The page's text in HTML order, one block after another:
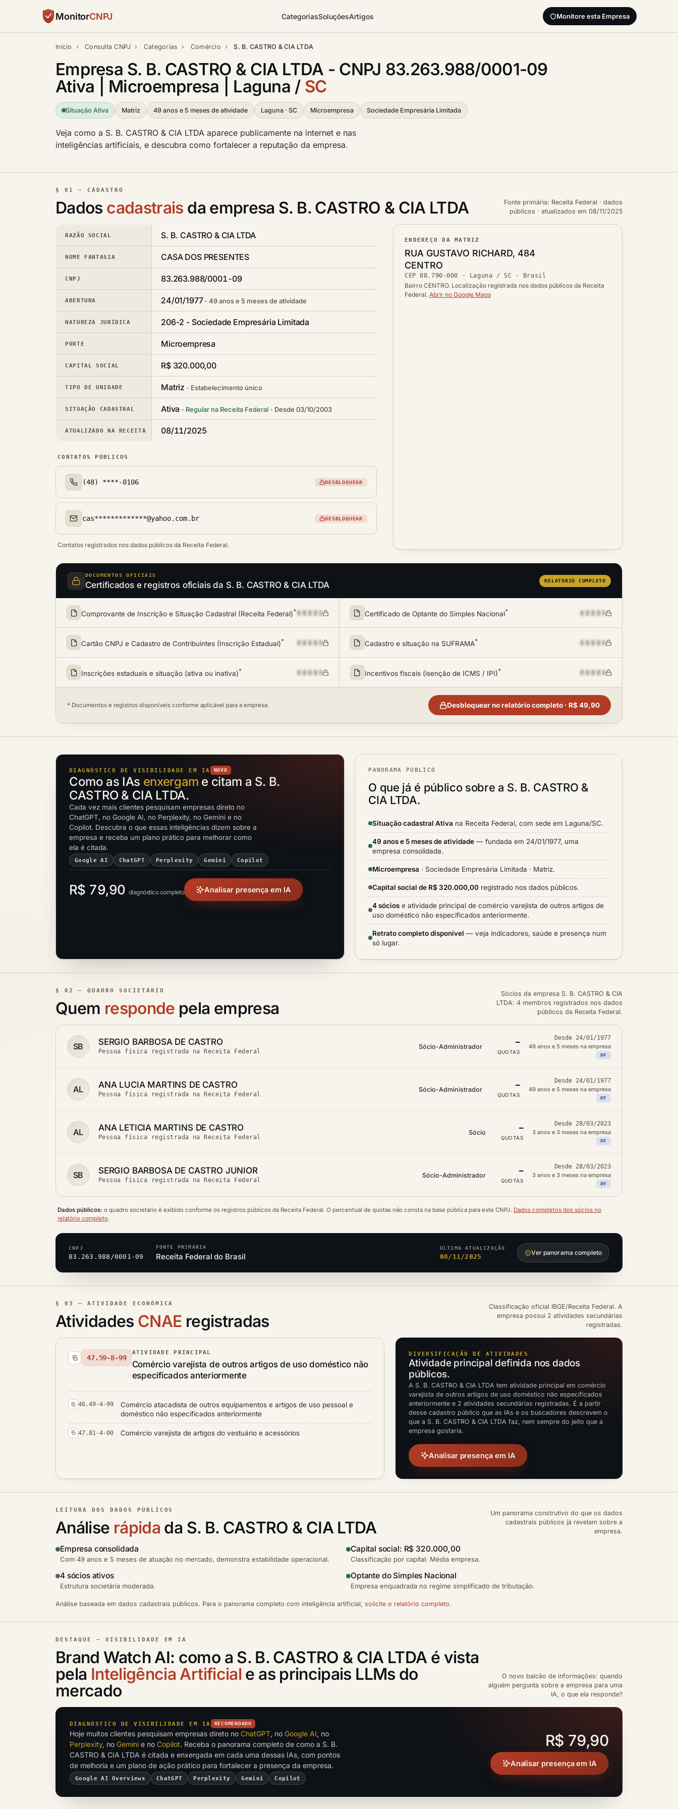
MonitorCNPJ CategoriasSoluçõesArtigos Monitore esta Empresa
Início › Consulta CNPJ › Categorias › Comércio › S. B. CASTRO & CIA LTDA
Empresa S. B. CASTRO & CIA LTDA - CNPJ 83.263.988/0001-09
Ativa | Microempresa | Laguna / SC
Situação Ativa Matriz 49 anos e 5 meses de atividade Laguna · SC Microempresa Sociedade Empresária Limitada
Veja como a S. B. CASTRO & CIA LTDA aparece publicamente na internet e nas
inteligências artificiais, e descubra como fortalecer a reputação da empresa.
§ 01 — CADASTRO
Dados cadastrais da empresa S. B. CASTRO & CIA LTDA
Fonte primária: Receita Federal · dados
públicos · atualizados em 08/11/2025
RAZÃO SOCIAL S. B. CASTRO & CIA LTDA
NOME FANTASIA CASA DOS PRESENTES
CNPJ 83.263.988/0001-09
ABERTURA 24/01/1977 49 anos e 5 meses de atividade
NATUREZA JURÍDICA 206-2 - Sociedade Empresária Limitada
PORTE Microempresa
CAPITAL SOCIAL R$ 320.000,00
TIPO DE UNIDADE Matriz Estabelecimento único
SITUAÇÃO CADASTRAL Ativa Regular na Receita Federal Desde 03/10/2003
ATUALIZADO NA RECEITA 08/11/2025
CONTATOS PÚBLICOS
Telefone(s)
(48) ****-0106 DESBLOQUEAR
Email(s)
cas*************@yahoo.com.br DESBLOQUEAR
Contatos registrados nos dados públicos da Receita Federal.
ENDEREÇO DA MATRIZ
Logradouro
RUA GUSTAVO RICHARD, 484
Bairro
CENTRO
CEP
CEP88.790-000 ·
Cidade / UF
Laguna / SC · Brasil
Bairro CENTRO. Localização registrada nos dados públicos da Receita
Federal. Abrir no Google Maps
DOCUMENTOS OFICIAIS
Certificados e registros oficiais da S. B. CASTRO & CIA LTDA RELATÓRIO COMPLETO
Comprovante de Inscrição e Situação Cadastral (Receita Federal)* Certificado de Optante do Simples Nacional*
Cartão CNPJ e Cadastro de Contribuintes (Inscrição Estadual)* Cadastro e situação na SUFRAMA*
Inscrições estaduais e situação (ativa ou inativa)* Incentivos fiscais (isenção de ICMS / IPI)*
* Documentos e registros disponíveis conforme aplicável para a empresa. Desbloquear no relatório completo · R$ 49,90
DIAGNÓSTICO DE VISIBILIDADE EM IA NOVO
Como as IAs enxergam e citam a S. B.
CASTRO & CIA LTDA.
Cada vez mais clientes pesquisam empresas direto no
ChatGPT, no Google AI, no Perplexity, no Gemini e no
Copilot. Descubra o que essas inteligências dizem sobre a
empresa e receba um plano prático para melhorar como
ela é citada.
Google AI ChatGPT Perplexity Gemini Copilot
R$ 79,90 diagnóstico completo Analisar presença em IA
PANORAMA PÚBLICO
O que já é público sobre a S. B. CASTRO &
CIA LTDA.
Situação cadastral Ativa na Receita Federal, com sede em Laguna/SC.
49 anos e 5 meses de atividade — fundada em 24/01/1977, uma
empresa consolidada.
Microempresa · Sociedade Empresária Limitada · Matriz.
Capital social de R$ 320.000,00 registrado nos dados públicos.
4 sócios e atividade principal de comércio varejista de outros artigos de
uso doméstico não especificados anteriormente.
Retrato completo disponível — veja indicadores, saúde e presença num
só lugar.
§ 02 — QUADRO SOCIETÁRIO
Quem responde pela empresa
Sócios da empresa S. B. CASTRO & CIA
LTDA: 4 membros registrados nos dados
públicos da Receita Federal.
SB SERGIO BARBOSA DE CASTRO
Pessoa física registrada na Receita Federal
Sócio-Administrador
—
QUOTAS
Desde 24/01/1977
49 anos e 5 meses na empresa
PF
AL ANA LUCIA MARTINS DE CASTRO
Pessoa física registrada na Receita Federal
Sócio-Administrador
—
QUOTAS
Desde 24/01/1977
49 anos e 5 meses na empresa
PF
AL ANA LETICIA MARTINS DE CASTRO
Pessoa física registrada na Receita Federal
Sócio
—
QUOTAS
Desde 28/03/2023
3 anos e 3 meses na empresa
PF
SB SERGIO BARBOSA DE CASTRO JUNIOR
Pessoa física registrada na Receita Federal
Sócio-Administrador
—
QUOTAS
Desde 28/03/2023
3 anos e 3 meses na empresa
PF
Dados públicos: o quadro societário é exibido conforme os registros públicos da Receita Federal. O percentual de quotas não consta na base pública para este CNPJ. Dados completos dos sócios no
relatório completo.
CNPJ
83.263.988/0001-09
FONTE PRIMÁRIA
Receita Federal do Brasil
ÚLTIMA ATUALIZAÇÃO
08/11/2025 Ver panorama completo
§ 03 — ATIVIDADE ECONÔMICA
Atividades CNAE registradas
Classificação oficial IBGE/Receita Federal. A
empresa possui 2 atividades secundárias
registradas.
47.59-8-99
ATIVIDADE PRINCIPAL
Comércio varejista de outros artigos de uso doméstico não
especificados anteriormente
46.49-4-99
Comércio atacadista de outros equipamentos e artigos de uso pessoal e
doméstico não especificados anteriormente
47.81-4-00 Comércio varejista de artigos do vestuário e acessórios
DIVERSIFICAÇÃO DE ATIVIDADES
Atividade principal definida nos dados
públicos.
A S. B. CASTRO & CIA LTDA tem atividade principal em comércio
varejista de outros artigos de uso doméstico não especificados
anteriormente e 2 atividades secundárias registradas. É a partir
desse cadastro público que as IAs e os buscadores descrevem o
que a S. B. CASTRO & CIA LTDA faz, nem sempre do jeito que a
empresa gostaria.
Analisar presença em IA
LEITURA DOS DADOS PÚBLICOS
Análise rápida da S. B. CASTRO & CIA LTDA
Um panorama construtivo do que os dados
cadastrais públicos já revelam sobre a
empresa.
Empresa consolidada
Com 49 anos e 5 meses de atuação no mercado, demonstra estabilidade operacional.
Capital social: R$ 320.000,00
Classificação por capital: Média empresa.
4 sócios ativos
Estrutura societária moderada.
Optante do Simples Nacional
Empresa enquadrada no regime simplificado de tributação.
Análise baseada em dados cadastrais públicos. Para o panorama completo com inteligência artificial, solicite o relatório completo.
DESTAQUE — VISIBILIDADE EM IA
Brand Watch AI: como a S. B. CASTRO & CIA LTDA é vista
pela Inteligência Artificial e as principais LLMs do
mercado
O novo balcão de informações: quando
alguém pergunta sobre a empresa para uma
IA, o que ela responde?
DIAGNÓSTICO DE VISIBILIDADE EM IA RECOMENDADO
Hoje muitos clientes pesquisam empresas direto no ChatGPT, no Google AI, no
Perplexity, no Gemini e no Copilot. Receba o panorama completo de como a S. B.
CASTRO & CIA LTDA é citada e enxergada em cada uma dessas IAs, com pontos
de melhoria e um plano de ação prático para fortalecer a presença da empresa.
Google AI Overviews ChatGPT Perplexity Gemini Copilot
R$ 79,90
Analisar presença em IA